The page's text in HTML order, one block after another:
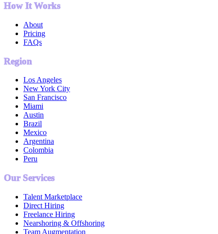
How It Works
About
Pricing
FAQs
Region
Los Angeles
New York City
San Francisco
Miami
Austin
Brazil
Mexico
Argentina
Colombia
Peru
Our Services
Talent Marketplace
Direct Hiring
Freelance Hiring
Nearshoring & Offshoring
Team Augmentation